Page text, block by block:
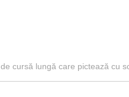
cursă lungă care pictează cu